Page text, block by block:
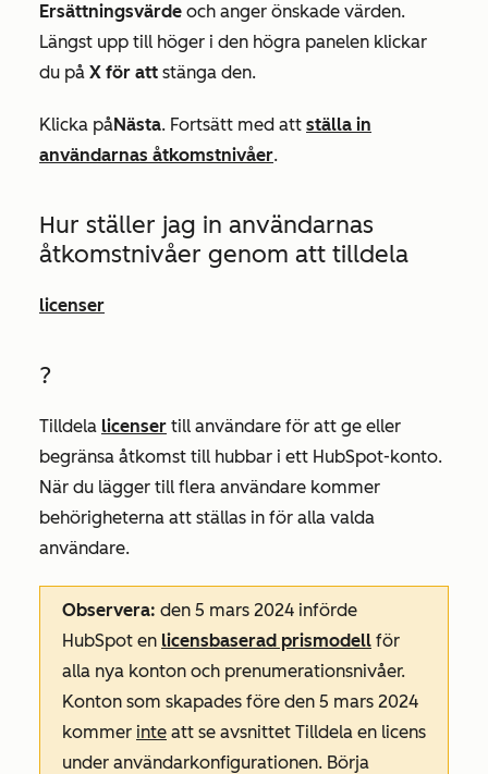
Ersättningsvärde och anger önskade värden.
Längst upp till höger i den högra panelen klickar
du på X för att stänga den.
Klicka påNästa. Fortsätt med att ställa in
användarnas åtkomstnivåer.
Hur ställer jag in användarnas
åtkomstnivåer genom att tilldela
licenser
?
Tilldela licenser till användare för att ge eller
begränsa åtkomst till hubbar i ett HubSpot-konto.
När du lägger till flera användare kommer
behörigheterna att ställas in för alla valda
användare.
Observera: den 5 mars 2024 införde
HubSpot en licensbaserad prismodell för
alla nya konton och prenumerationsnivåer.
Konton som skapades före den 5 mars 2024
kommer inte att se avsnittet Tilldela en licens
under användarkonfigurationen. Börja